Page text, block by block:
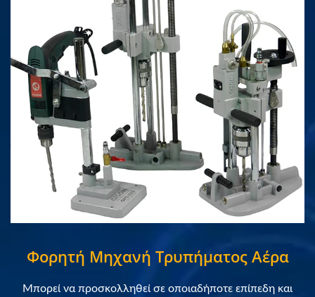
Φορητή Μηχανή Τρυπήματος Αέρα
Μπορεί να προσκολληθεί σε οποιαδήποτε επίπεδη και